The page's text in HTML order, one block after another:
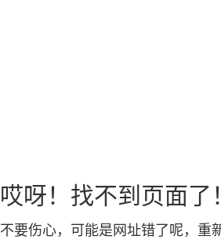
哎呀！找不到页面了
不要伤心，可能是网址错了呢，重